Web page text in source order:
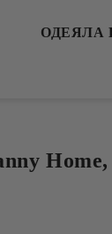
ОДЕЯЛА
Home,